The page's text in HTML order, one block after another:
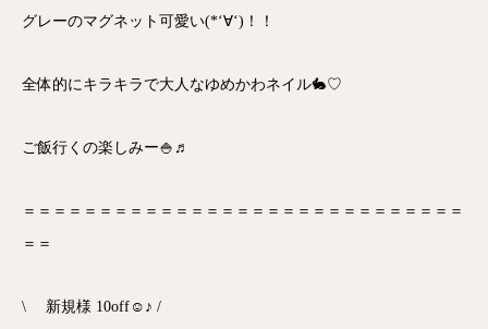
グレーのマグネット可愛い(*‘∀‘)！！
全体的にキラキラで大人なゆめかわネイル🐇♡
ご飯行くの楽しみー🍚♬
＝＝＝＝＝＝＝＝＝＝＝＝＝＝＝＝＝＝＝＝＝＝＝＝＝＝＝＝＝
＝＝
\ 新規様 10off☺♪ /